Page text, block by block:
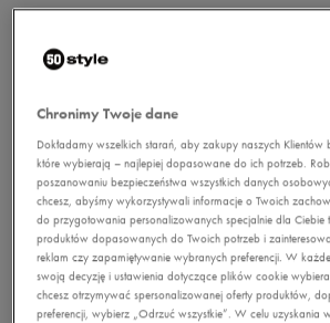
Chronimy Twoje dane
Dokładamy wszelkich starań, aby zakupy naszych Klientów
które wybierają – najlepiej dopasowane do ich potrzeb.
poszanowaniu bezpieczeństwa wszystkich danych
chcesz, abyśmy wykorzystywali informacje o Twoich
do przygotowania personalizowanych specjalnie dla Ciebie
produktów dopasowanych do Twoich potrzeb i
reklam czy zapamiętywanie wybranych preferencji. W
swoją decyzję i ustawienia dotyczące plików cookie
chcesz otrzymywać spersonalizowanej oferty produktów,
preferencji, wybierz „Odrzuć wszystkie”. W celu uzyskania